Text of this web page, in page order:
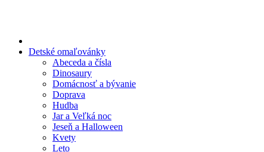
Detské omaľovánky
Abeceda a čísla
Dinosaury
Domácnosť a bývanie
Doprava
Hudba
Jar a Veľká noc
Jeseň a Halloween
Kvety
Leto